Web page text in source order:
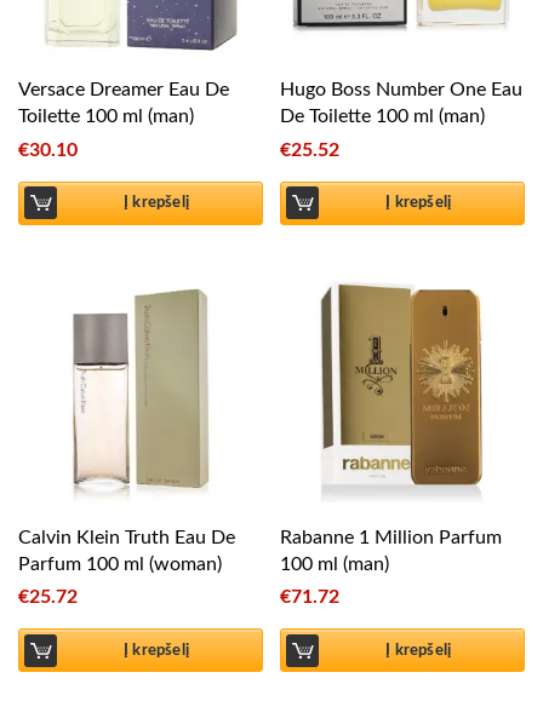
Versace Dreamer Eau De
Toilette 100 ml (man)
€30.10
Į krepšelį
Hugo Boss Number One Eau
De Toilette 100 ml (man)
€25.52
Į krepšelį
Calvin Klein Truth Eau De
Parfum 100 ml (woman)
€25.72
Į krepšelį
Rabanne 1 Million Parfum
100 ml (man)
€71.72
Į krepšelį